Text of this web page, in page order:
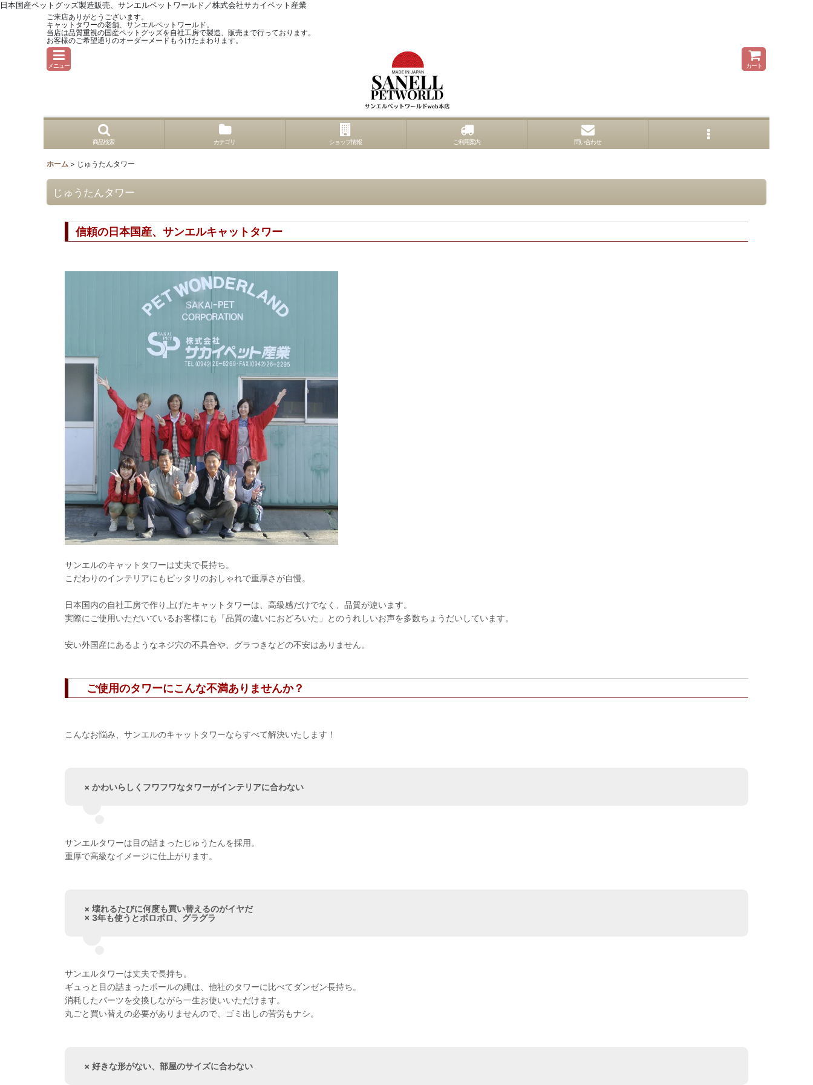
日本国産ペットグッズ製造販売、サンエルペットワールド／株式会社サカイペット産業
ご来店ありがとうございます。
キャットタワーの老舗、サンエルペットワールド。
当店は品質重視の国産ペットグッズを自社工房で製造、販売まで行っております。
お客様のご希望通りのオーダーメードもうけたまわります。
メニュー カート
商品検索 カテゴリ ショップ情報 ご利用案内 問い合わせ
ホーム > じゅうたんタワー
じゅうたんタワー
信頼の日本国産、サンエルキャットタワー
サンエルのキャットタワーは丈夫で長持ち。
こだわりのインテリアにもピッタリのおしゃれで重厚さが自慢。
日本国内の自社工房で作り上げたキャットタワーは、高級感だけでなく、品質が違います。
実際にご使用いただいているお客様にも「品質の違いにおどろいた」とのうれしいお声を多数ちょうだいしています。
安い外国産にあるようなネジ穴の不具合や、グラつきなどの不安はありません。
ご使用のタワーにこんな不満ありませんか？
こんなお悩み、サンエルのキャットタワーならすべて解決いたします！
× かわいらしくフワフワなタワーがインテリアに合わない
サンエルタワーは目の詰まったじゅうたんを採用。
重厚で高級なイメージに仕上がります。
× 壊れるたびに何度も買い替えるのがイヤだ
× 3年も使うとボロボロ、グラグラ
サンエルタワーは丈夫で長持ち。
ギュっと目の詰まったポールの縄は、他社のタワーに比べてダンゼン長持ち。
消耗したパーツを交換しながら一生お使いいただけます。
丸ごと買い替えの必要がありませんので、ゴミ出しの苦労もナシ。
× 好きな形がない、部屋のサイズに合わない